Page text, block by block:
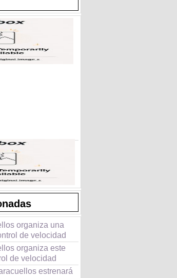
organiza una
de velocidad
organiza este
de velocidad
estrenará